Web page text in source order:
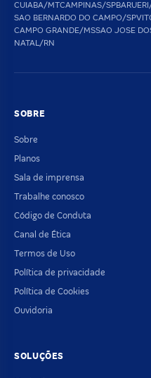
CUIABA/MTCAMPINAS/SP
SAO BERNARDO DO CAMPO/SP
CAMPO GRANDE/MSSAO JOSE
NATAL/RN
SOBRE
Sobre
Planos
Sala de imprensa
Trabalhe conosco
Código de Conduta
Canal de Ética
Termos de Uso
Política de privacidade
Política de Cookies
Ouvidoria
SOLUÇÕES